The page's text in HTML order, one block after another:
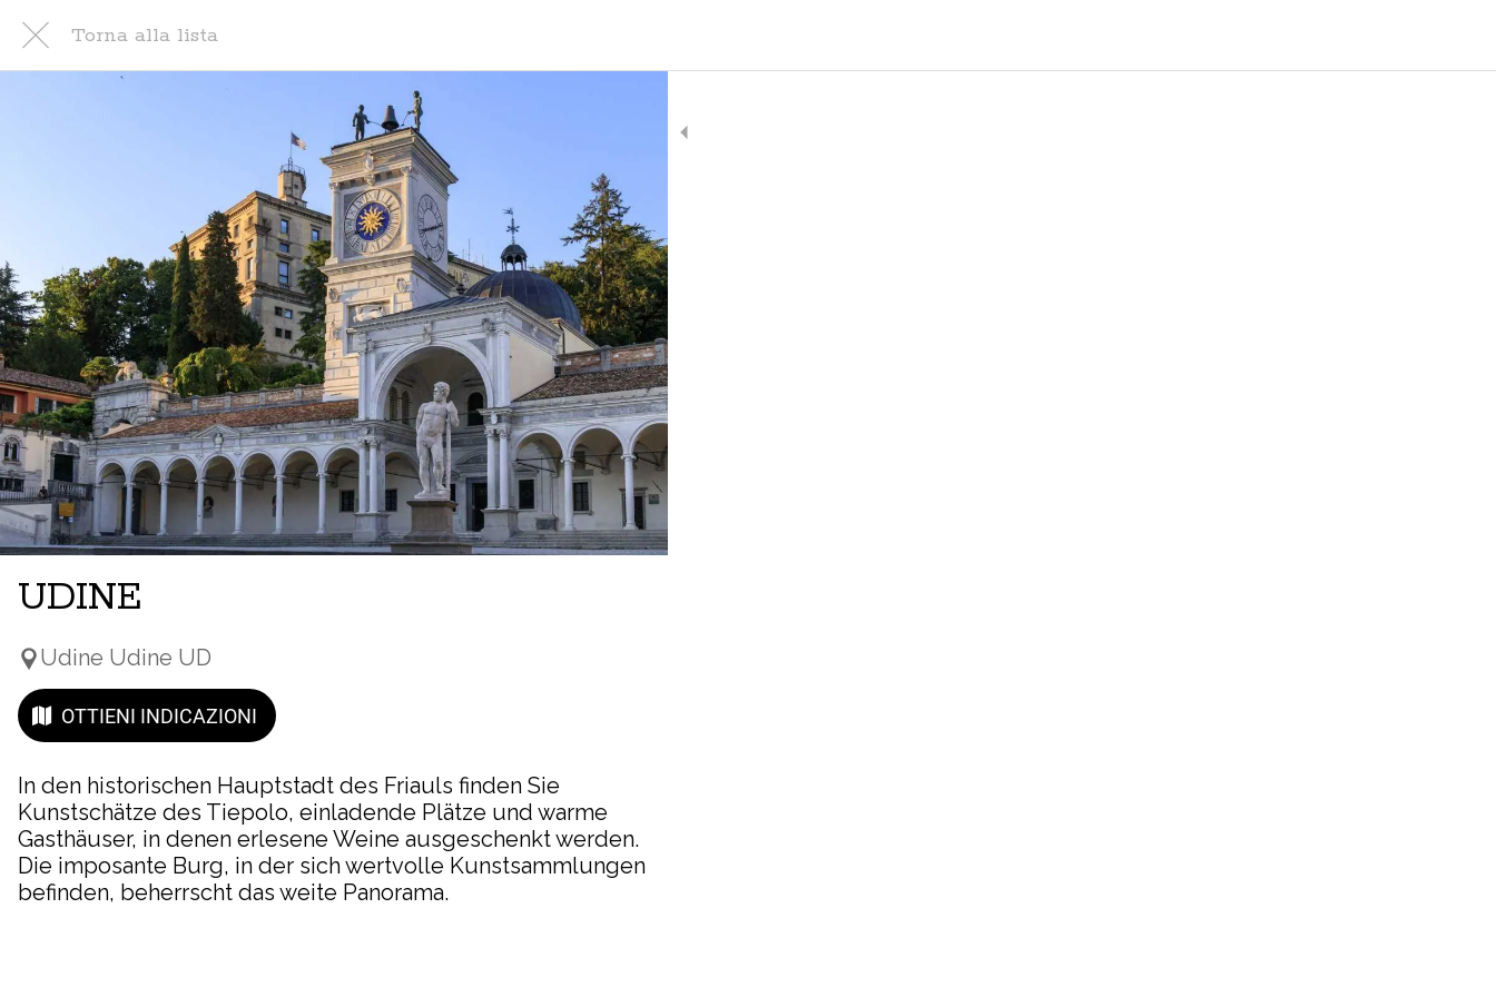
Torna alla lista
UDINE
Udine Udine UD
OTTIENI INDICAZIONI
In den historischen Hauptstadt des Friauls finden Sie
Kunstschätze des Tiepolo, einladende Plätze und warme
Gasthäuser, in denen erlesene Weine ausgeschenkt werden.
Die imposante Burg, in der sich wertvolle Kunstsammlungen
befinden, beherrscht das weite Panorama.